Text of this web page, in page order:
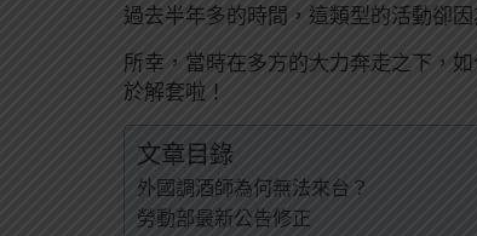
過去半年多的時間，這類型的活動卻
所幸，當時在多方的大力奔走之下，
於解套啦！
文章目錄
外國調酒師為何無法來台？
勞動部最新公告修正